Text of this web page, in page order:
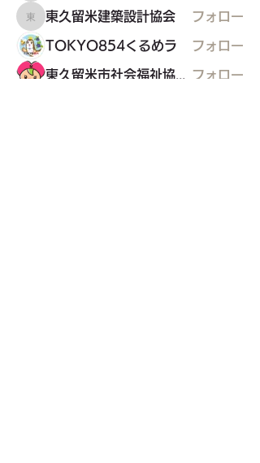
東久留米建築設計協会
東久留米建築設計協会 フォロー
TOKYO854くるめラ フォロー
フォロー